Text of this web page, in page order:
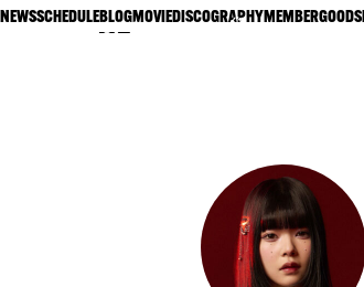
NEWSSCHEDULEBLOGMOVIE DISCOGRAPHYMEMBERGOODS